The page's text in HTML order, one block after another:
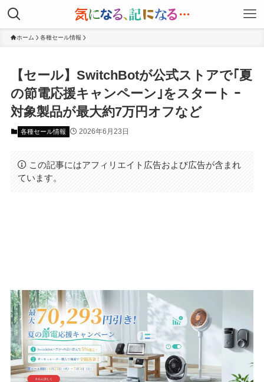
ホーム 各種セール情報
【セール】SwitchBotが公式ストアで｢夏
の節電応援キャンペーン｣をスタート ｰ
対象製品が最大約7万円オフなど
各種セール情報 2026年6月23日
この記事にはアフィリエイト広告および広告が含まれ
ています。